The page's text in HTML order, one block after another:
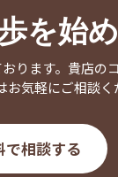
を始
ります。貴店の
気軽にご相談く
で相談する